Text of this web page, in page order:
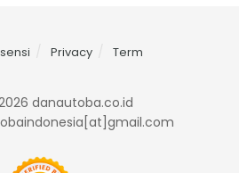
Privacy Term
danautoba.co.id